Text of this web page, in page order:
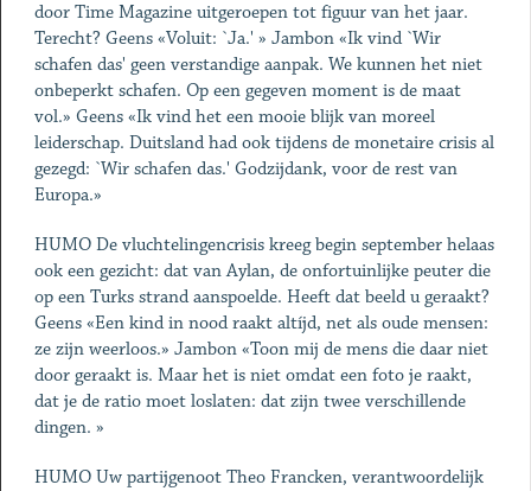
door Time Magazine uitgeroepen tot figuur van het jaar.
Terecht? Geens «Voluit: `Ja.' » Jambon «Ik vind `Wir
schafen das' geen verstandige aanpak. We kunnen het niet
onbeperkt schafen. Op een gegeven moment is de maat
vol.» Geens «Ik vind het een mooie blijk van moreel
leiderschap. Duitsland had ook tijdens de monetaire crisis al
gezegd: `Wir schafen das.' Godzijdank, voor de rest van
Europa.»
HUMO De vluchtelingencrisis kreeg begin september helaas
ook een gezicht: dat van Aylan, de onfortuinlijke peuter die
op een Turks strand aanspoelde. Heeft dat beeld u geraakt?
Geens «Een kind in nood raakt altíjd, net als oude mensen:
ze zijn weerloos.» Jambon «Toon mij de mens die daar niet
door geraakt is. Maar het is niet omdat een foto je raakt,
dat je de ratio moet loslaten: dat zijn twee verschillende
dingen. »
HUMO Uw partijgenoot Theo Francken, verantwoordelijk